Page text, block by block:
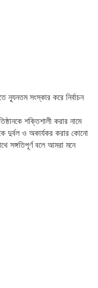
ন্যূনতম সংস্কার করে নির্বাচন
শক্তিশালী করার নামে
দুর্বল ও অকার্যকর করার কোনো
সঙ্গতিপূর্ণ বলে আমরা মনে